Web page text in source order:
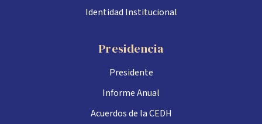
Identidad Institucional
Presidencia
Presidente
Informe Anual
Acuerdos de la CEDH